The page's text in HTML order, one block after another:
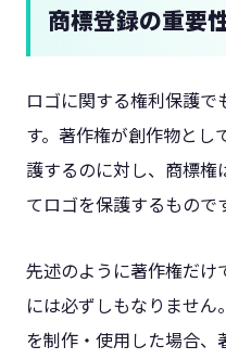
商標登録の重要
ロゴに関する権利保護
す。著作権が創作物とし
護するのに対し、商標権
てロゴを保護するもので
先述のように著作権だ
には必ずしもなりませ
を制作・使用した場合